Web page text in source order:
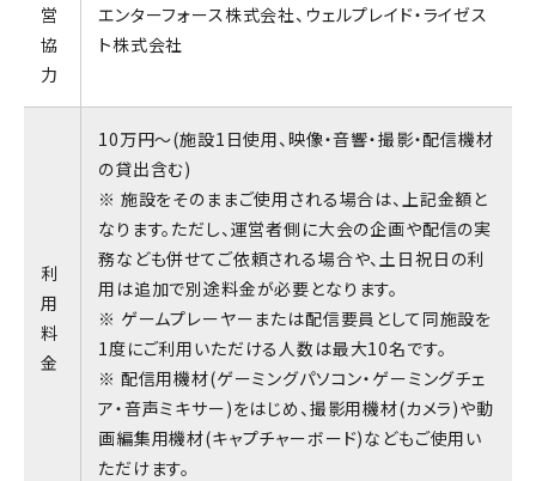
営
協
力
エンターフォース株式会社、ウェルプレイド・ライゼス
ト株式会社
利
用
料
金
10万円～(施設1日使用、映像・音響・撮影・配信機材
の貸出含む)
※ 施設をそのままご使用される場合は、上記金額と
なります。ただし、運営者側に大会の企画や配信の実
務なども併せてご依頼される場合や、土日祝日の利
用は追加で別途料金が必要となります。
※ ゲームプレーヤーまたは配信要員として同施設を
1度にご利用いただける人数は最大10名です。
※ 配信用機材(ゲーミングパソコン・ゲーミングチェ
ア・音声ミキサー)をはじめ、撮影用機材(カメラ)や動
画編集用機材(キャプチャーボード)などもご使用い
ただけます。